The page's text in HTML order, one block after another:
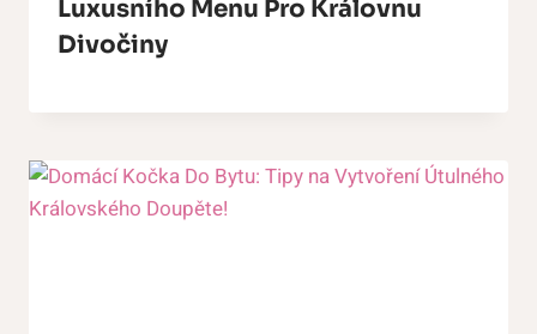
Luxusního Menu Pro Královnu
Divočiny